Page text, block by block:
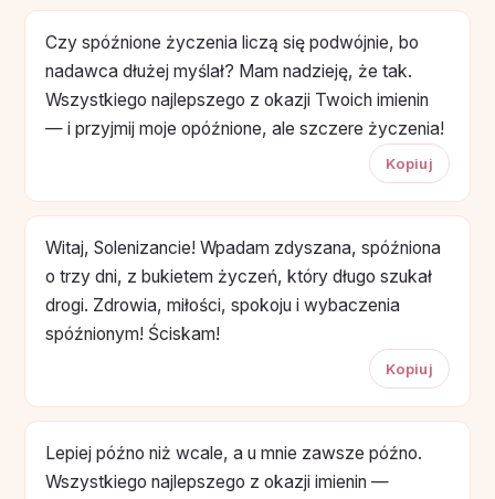
Czy spóźnione życzenia liczą się podwójnie, bo
nadawca dłużej myślał? Mam nadzieję, że tak.
Wszystkiego najlepszego z okazji Twoich imienin
— i przyjmij moje opóźnione, ale szczere życzenia!
Kopiuj
Witaj, Solenizancie! Wpadam zdyszana, spóźniona
o trzy dni, z bukietem życzeń, który długo szukał
drogi. Zdrowia, miłości, spokoju i wybaczenia
spóźnionym! Ściskam!
Kopiuj
Lepiej późno niż wcale, a u mnie zawsze późno.
Wszystkiego najlepszego z okazji imienin —